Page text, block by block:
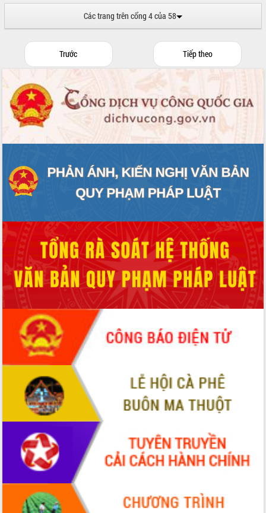
giải ngân vốn khắc phục thiên tai
hoạch tỉnh thời kỳ 2021-2030
Hội thảo góp ý hồ sơ điều chỉnh quy
hoạch tỉnh Đắk Lắk thời kỳ 2021-2030,
tầm nhìn đến năm 2050
Nâng cao hiệu quả hoạt động của các
doanh nghiệp nhà nước
Hội nghị triển khai kết nối mạng
Lễ phát động chuỗi hoạt động chung
tay làm sạch môi trường
Xã Ea Kar bước chuyển mình trong
UBND tỉnh họp báo định kỳ tháng 4
năm 2026
Hội thảo khoa học “Giải pháp thúc đẩy
phát triển nền kinh tế xanh tại tỉnh
Đắk Lắk”
Tăng cường giám sát, đôn đốc thực
hiện nhiệm vụ quản lý tài sản công
hàng tuần
Tháo gỡ những vướng mắc, đẩy mạnh
công tác cải cách thủ tục hành chính
tại Trung tâm Phục vụ hành chính
Đắk Lắk: Tôn vinh 46 giải pháp tại Hội
thi Sáng tạo Kỹ thuật 2024 - 2025
Đắk Lắk rà soát, điều chỉnh Đề án 190
về phát triển nuôi trồng thủy sản
Phó Chủ tịch UBND tỉnh Đắk Lắk
Trương Công Thái kiểm tra thực địa
Dự án cao tốc Khánh Hòa - Buôn Ma
Định vị cà phê Việt Nam như một “di
sản sống” trong dòng chảy toàn cầu
Các trang trên cổng 4 của 58
Trước Tiếp theo